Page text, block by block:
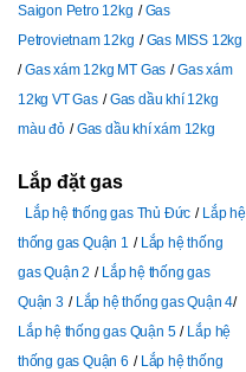
Saigon Petro 12kg
Gas
Petrovietnam 12kg
Gas MISS 12kg
Gas xám 12kg MT Gas
Gas xám
12kg VT Gas
Gas dầu khí 12kg
màu đỏ
Gas dầu khí xám 12kg
Lắp đặt gas
Lắp hệ thống gas Thủ Đức
Lắp hệ
thống gas Quận 1
Lắp hệ thống
gas Quận 2
Lắp hệ thống gas
Quận 3
Lắp hệ thống gas Quận 4
Lắp hệ thống gas Quận 5
Lắp hệ
thống gas Quận 6
Lắp hệ thống